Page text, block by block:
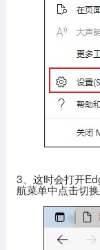
3、这时会打开
航菜单中点击切